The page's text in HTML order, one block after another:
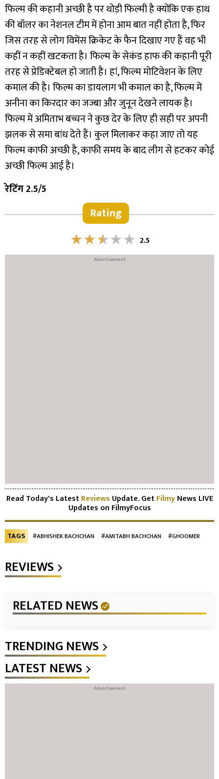
फिल्म की कहानी अच्छी है पर थोड़ी फिल्मी है क्योंकि एक हाथ
की बॉलर का नेशनल टीम में होना आम बात नहीं होता है, फिर
जिस तरह से लोग विमेंस क्रिकेट के फैन दिखाए गए हैं वह भी
कहीं न कहीं खटकता है। फिल्म के सेकंड हाफ कीकहानी पूरी
तरह से प्रेडिक्टेबल हो जाती है। हां, फिल्म मोटिवेशन के लिए
कमाल की है। फिल्म का डायलाग भी कमाल का है, फिल्म में
अनीना का किरदार का जज्बा और जुनून देखने लायक है।
फिल्म में अमिताभ बच्चन ने कुछ देर के लिए ही सही पर अपनी
झलक से समा बांध देते हैं। कुल मिलाकर कहा जाए तो यह
फिल्म काफी अच्छी है, काफी समय के बाद लीग से हटकर कोई
अच्छी फिल्म आई है।
रेटिंग 2.5/5
Rating
2.5
Read Today's LatestReviews Update. GetFilmyNews LIVE
Updates on FilmyFocus
TAGS #ABHISHEK BACHCHAN #AMITABH BACHCHAN #GHOOMER
REVIEWS
RELATED NEWS
TRENDING NEWS
LATEST NEWS